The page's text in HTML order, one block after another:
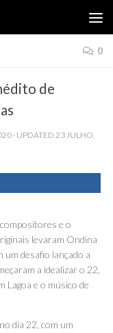
0
de
· UPDATED 23 JULHO,
e o
levaram Ondina
desafio lançado a
a idealizar o 22,
Lagoa e o músico de
dia 22, com um